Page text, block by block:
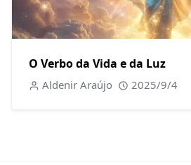
O Verbo da Vida e da Luz
Aldenir Araújo 2025/9/4